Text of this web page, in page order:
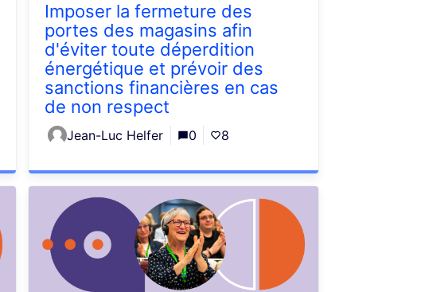
Imposer la fermeture des
portes des magasins afin
d'éviter toute déperdition
énergétique et prévoir des
sanctions financières en cas
de non respect
Jean-Luc Helfer 0 8